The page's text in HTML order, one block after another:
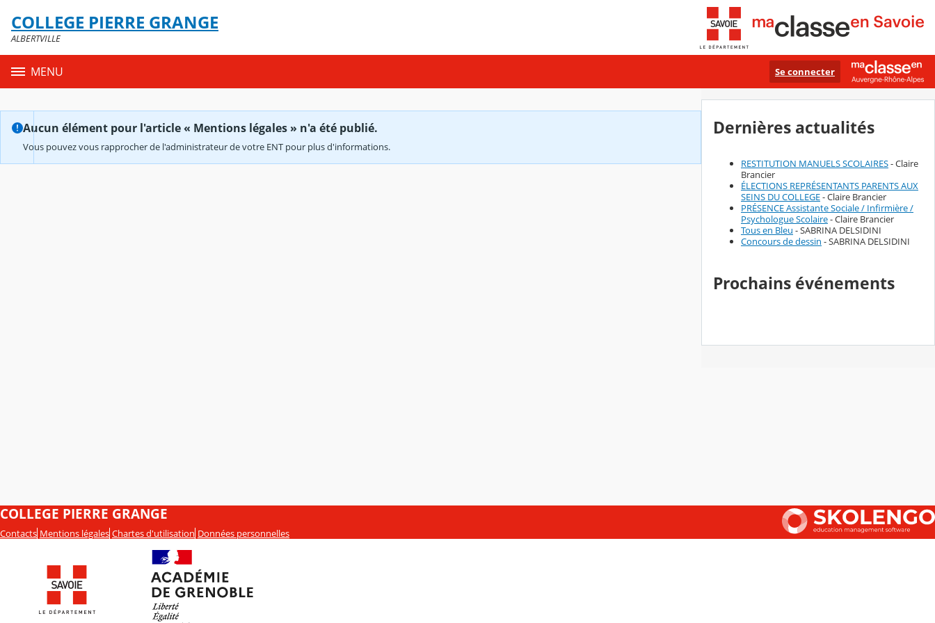
Contenu
COLLEGE PIERRE GRANGE
ALBERTVILLE
MENU Se connecter
Aucun élément pour l'article « Mentions légales » n'a été publié.
Vous pouvez vous rapprocher de l'administrateur de votre ENT pour plus d'informations.
Dernières actualités
RESTITUTION MANUELS SCOLAIRES- Claire
Brancier
ÉLECTIONS REPRÉSENTANTS PARENTS AUX
SEINS DU COLLEGE- Claire Brancier
PRÉSENCE Assistante Sociale / Infirmière /
Psychologue Scolaire- Claire Brancier
Tous en Bleu - SABRINA DELSIDINI
Concours de dessin - SABRINA DELSIDINI
Prochains événements
COLLEGE PIERRE GRANGE
Contacts Mentions légales Chartes d'utilisation Données personnelles